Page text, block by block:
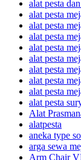
alat pesta
alat pesta
alat pesta
alat pesta
alat pesta
alat pesta
alat pesta
alat pesta
alat pesta
alat pesta
Alat
alatpesta
aneka type
arga sewa
Arm Chair